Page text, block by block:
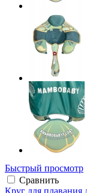
Быстрый просмотр
Сравнить
Круг для плавания